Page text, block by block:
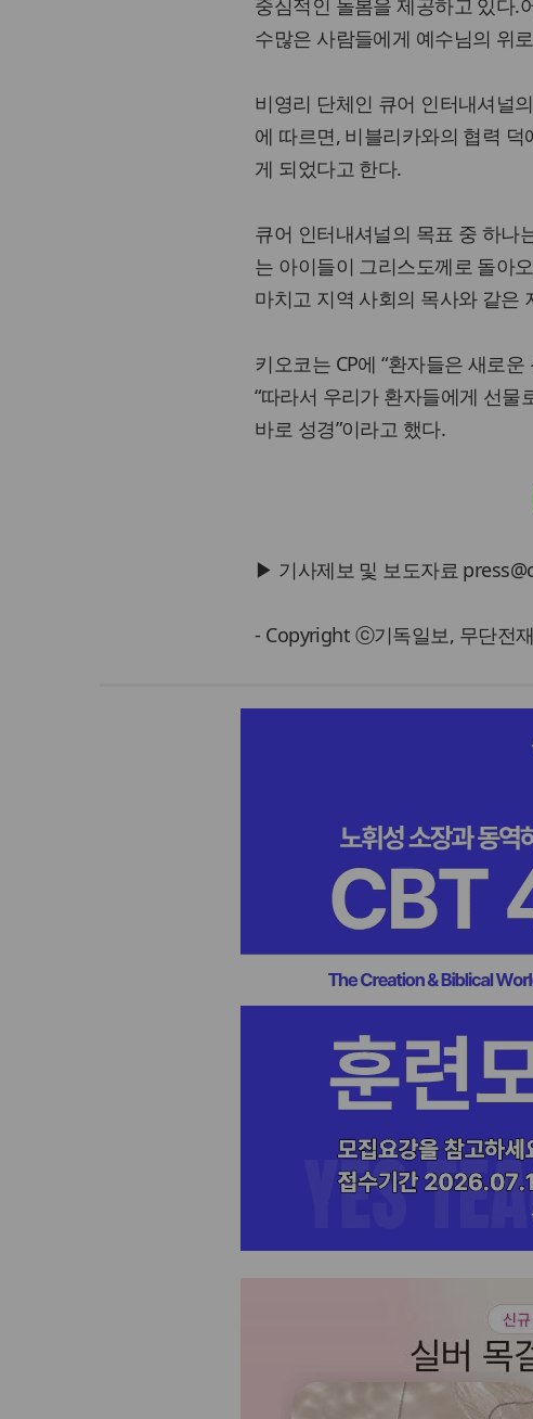
수많은 사람들에게 예수님의 위
비영리 단체인 큐어 인터내셔널
에 따르면, 비블리카와의 협력
게 되었다고 한다.
큐어 인터내셔널의 목표 중 하나
는 아이들이 그리스도께로 돌아
마치고 지역 사회의 목사와 같은
키오코는 CP에 “환자들은 새로
“따라서 우리가 환자들에게 선
바로 성경”이라고 했다.
▶ 기사제보 및 보도자료
- Copyright ⓒ기독일보, 무단전